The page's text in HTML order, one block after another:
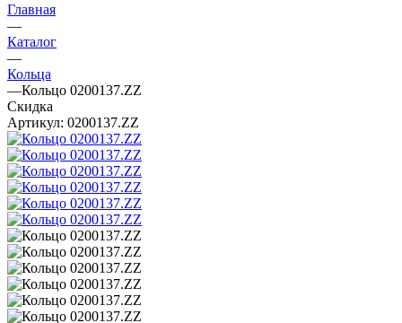
Главная
—
Каталог
—
Кольца
—Кольцо 0200137.ZZ
Скидка
Артикул: 0200137.ZZ